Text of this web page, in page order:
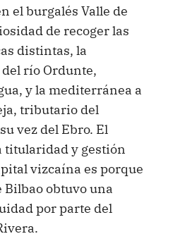
el burgalés Valle de
de recoger las
distintas, la
río Ordunte,
y la mediterránea a
tributario del
vez del Ebro. El
titularidad y gestión
vizcaína es porque
obtuvo una
por parte del